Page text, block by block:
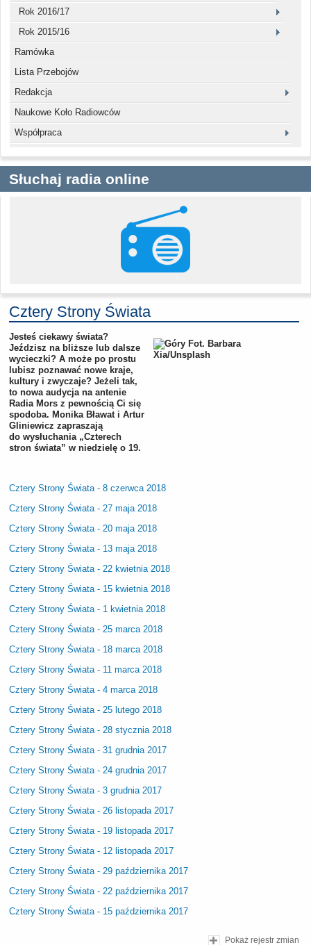
Rok 2016/17
Rok 2015/16
Ramówka
Lista Przebojów
Redakcja
Naukowe Koło Radiowców
Współpraca
Słuchaj radia online
Cztery Strony Świata
Jesteś ciekawy świata?
Jeździsz na bliższe lub dalsze
wycieczki? A może po prostu
lubisz poznawać nowe kraje,
kultury i zwyczaje? Jeżeli tak,
to nowa audycja na antenie
Radia Mors z pewnością Ci się
spodoba. Monika Bławat i Artur
Gliniewicz zapraszają
do wysłuchania „Czterech
stron świata” w niedzielę o 19.
Cztery Strony Świata - 8 czerwca 2018
Cztery Strony Świata - 27 maja 2018
Cztery Strony Świata - 20 maja 2018
Cztery Strony Świata - 13 maja 2018
Cztery Strony Świata - 22 kwietnia 2018
Cztery Strony Świata - 15 kwietnia 2018
Cztery Strony Świata - 1 kwietnia 2018
Cztery Strony Świata - 25 marca 2018
Cztery Strony Świata - 18 marca 2018
Cztery Strony Świata - 11 marca 2018
Cztery Strony Świata - 4 marca 2018
Cztery Strony Świata - 25 lutego 2018
Cztery Strony Świata - 28 stycznia 2018
Cztery Strony Świata - 31 grudnia 2017
Cztery Strony Świata - 24 grudnia 2017
Cztery Strony Świata - 3 grudnia 2017
Cztery Strony Świata - 26 listopada 2017
Cztery Strony Świata - 19 listopada 2017
Cztery Strony Świata - 12 listopada 2017
Cztery Strony Świata - 29 października 2017
Cztery Strony Świata - 22 października 2017
Cztery Strony Świata - 15 października 2017
Pokaż rejestr zmian